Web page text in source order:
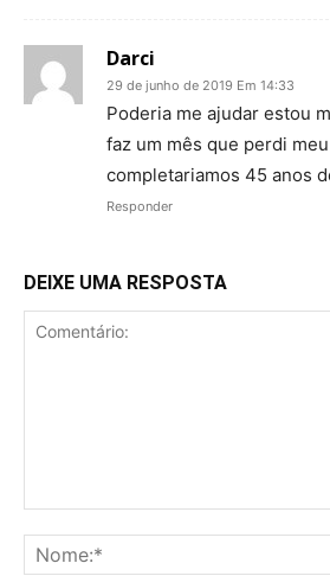
Darci
29 de junho de 2019 Em 14:33
Poderia me ajudar estou
faz um mês que perdi
completariamos 45 anos
Responder
DEIXE UMA RESPOSTA